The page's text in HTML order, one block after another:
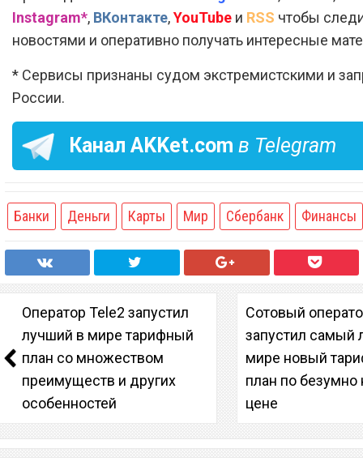
Instagram*, ВКонтакте,YouTube и RSS чтобы
новостями и оперативно получать интересные
* Сервисы признаны судом экстремистскими и
России.
Канал AKKet.com в Telegram
Банки Деньги Карты Мир Сбербанк Финансы
Оператор Tele2 запустил
лучший в мире тарифный
план со множеством
преимуществ и других
особенностей
Сотовый
запустил самый
мире новый
план по безумно
цене